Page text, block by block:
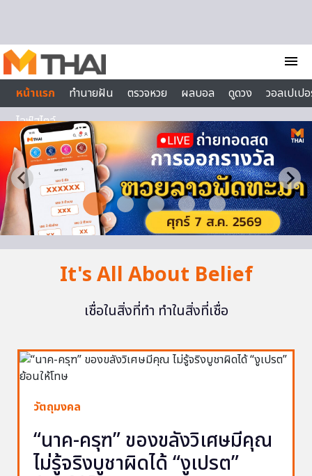
menu
หน้าแรก
ทำนายฝัน ตรวจหวย ผลบอล ดูดวง
วอลเปเป
ไลฟ์สไตล์
It's All About Belief
เชื่อในสิ่งที่ทำ ทำในสิ่งที่เชื่อ
วัตถุมงคล
“นาค-ครุฑ” ของขลังวิเศษมีคุณ
ไม่รู้จริงบูชาผิดได้ “งูเปรต”